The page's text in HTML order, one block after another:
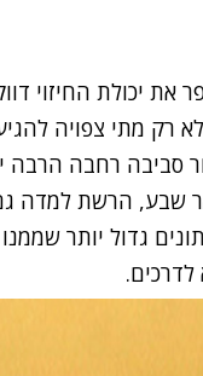
את יכולת החיזוי
רק מתי צפויה
סביבה רחבה הרבה
שבע, הרשת למדה
גדול יותר
לדרכים.